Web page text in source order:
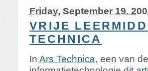
Friday, September 19.
VRIJE
TECHNICA
InArs Technica, een van